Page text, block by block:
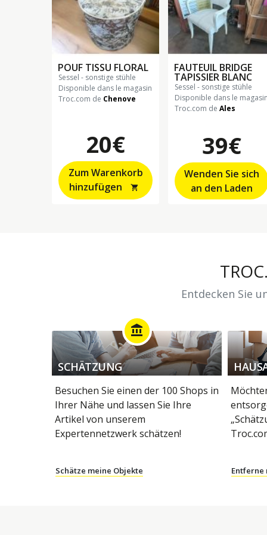
POUF TISSU FLORAL
sessel - sonstige stühle
Disponible dans le magasin
Troc.com de Chenove
20€
Zum Warenkorb
hinzufügen
shopping_cart
FAUTEUIL BRIDGE
TAPISSIER BLANC
sessel - sonstige stühle
Disponible dans le
Troc.com de Ales
39€
Wenden Sie sich
an den Laden
Entdecken Sie
account_balance
SCHÄTZUNG
Besuchen Sie einen der 100 Shops in
Ihrer Nähe und lassen Sie Ihre
Artikel von unserem
Expertennetzwerk schätzen!
Schätze meine Objekte Entferne